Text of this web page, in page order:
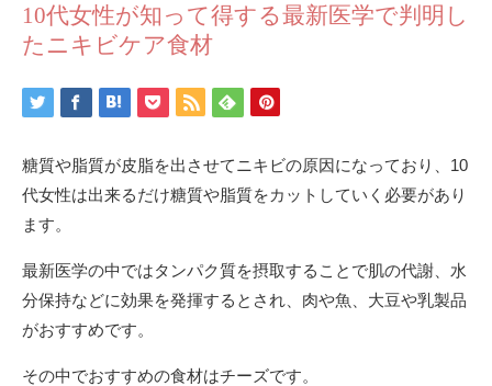
10代女性が知って得する最新医学で判明し
たニキビケア食材
糖質や脂質が皮脂を出させてニキビの原因になっており、10
代女性は出来るだけ糖質や脂質をカットしていく必要があり
ます。
最新医学の中ではタンパク質を摂取することで肌の代謝、水
分保持などに効果を発揮するとされ、肉や魚、大豆や乳製品
がおすすめです。
その中でおすすめの食材はチーズです。